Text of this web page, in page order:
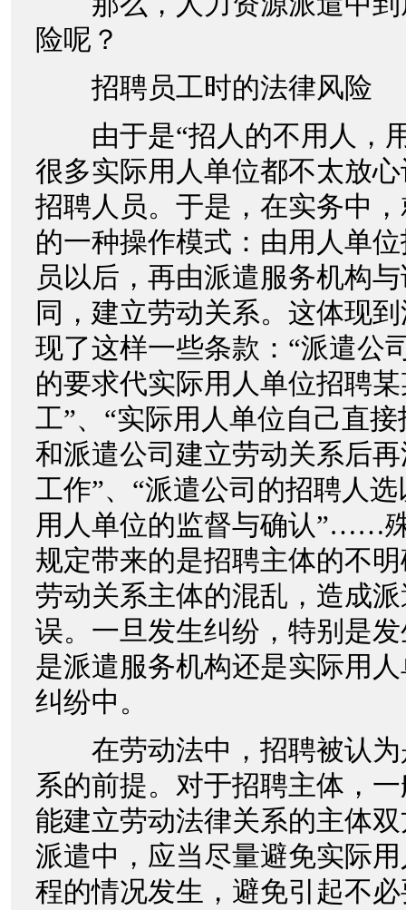
险呢？
招聘员工时的法律风险
由于是“招人的不用人，
很多实际用人单位都不太放
招聘人员。于是，在实务中
的一种操作模式：由用人单
员以后，再由派遣服务机构
同，建立劳动关系。这体现
现了这样一些条款：“派遣公
的要求代实际用人单位招聘
工”、“实际用人单位自己直
和派遣公司建立劳动关系后
工作”、“派遣公司的招聘人
用人单位的监督与确认”……
规定带来的是招聘主体的不
劳动关系主体的混乱，造成
误。一旦发生纠纷，特别是
是派遣服务机构还是实际用
纠纷中。
在劳动法中，招聘被认为
系的前提。对于招聘主体，
能建立劳动法律关系的主体
派遣中，应当尽量避免实际
程的情况发生，避免引起不